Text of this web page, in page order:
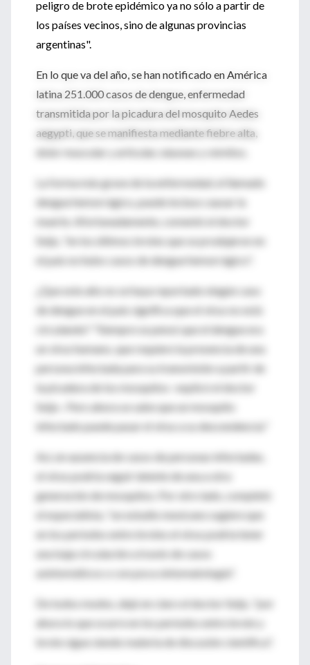
peligro de brote epidémico ya no sólo a partir de
los países vecinos, sino de algunas provincias
argentinas".
En lo que va del año, se han notificado en América
latina 251.000 casos de dengue, enfermedad
transmitida por la picadura del mosquito Aedes
aegypti, que se manifiesta mediante fiebre alta,
dolor muscular y articular, náuseas y vómitos.
La forma más grave de la enfermedad, el llamado
dengue hemorrágico, puede incluso causar la
muerte. Afortunadamente, comentó el doctor
Seijo, "en los últimos brotes que se produjeron en
el país no hubo casos de dengue hemorrágico".
¿Que este año no se haya reportado ningún caso
de dengue en el país significa que el virus no está
circulando? "Siempre se pensó que el dengue era
un virus humano, que requiere la presencia de una
persona infectada para su transmisión a partir de
la picadura de los mosquitos -explicó el doctor
Seijo-. Pero ahora se sabe que un mosquito
infectado puede pasar el virus a su descendencia."
Así, en ausencia de casos de personas infectadas,
el virus podría seguir latente de una a otra
generación de mosquitos. Por otro lado, completó
el especialista, "un estudio mexicano sugiere que
en los períodos entre brotes el virus podría tener
una baja circulación a través de casos
asintomáticos o con poca sintomatología".
De todos modos, dejó en claro el doctor Seijo, "por
ahora lo que ocurre en los períodos entre brote y
brote sigue siendo materia de discusión científica".